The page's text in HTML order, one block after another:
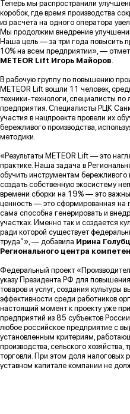
Теперь мы распространили
коробок, где время производства
из расчета на одного оператора
Мы продолжим внедрение
Наша цель — за три года повысить
10% на всем предприятии», —
METEOR Lift Игорь Майоров
В рабочую группу по повышению
METEOR Lift вошли 11 человек,
техники-технологи, специалисты по
предприятия. Специалисты РЦК
участия в нацпроекте провели их
бережливого производства,
методики.
«Результаты METEOR Lift — это
практике. Наша задача в
обучить инструментам
создать собственную экосистему
времени сборки на 19% — это
ценность — это сформированная на
сама способна генерировать и
участках. Именно так и создается
ради которой существует
труда”», — добавила Ирина
Регионального центра
Федеральный проект
указу Президента РФ для
товаров и услуг, создания культуры
эффективности среди работников
настоящий момент к проекту уже
предприятий из 85 субъектов
любое российское предприятие с
установленным критериям,
производства, сельского хозяйства,
торговли. При этом доля налоговых
уставном капитале компании не